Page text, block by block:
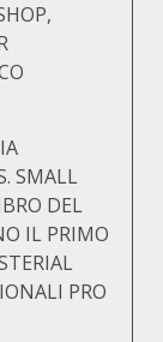
SMALL
DEL
IL PRIMO
PRO